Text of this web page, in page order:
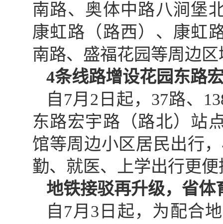
南路、奥体中路八涧堡
康虹路（路西）、康虹
南路、盛福花园等周边
4条线路增设花园东路
自7月2日起，37路、
东路宏宇路（路北）站
馆等周边小区居民出行
勤、就医、上学出行更便
地铁接驳再升级，省
自7月3日起，为配合